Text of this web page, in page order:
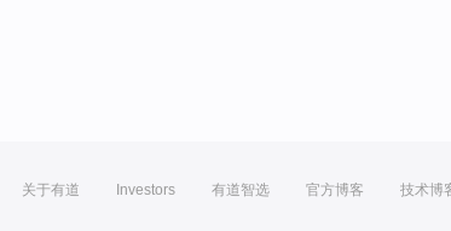
关于有道 Investors 有道智选 官方博客 技术博